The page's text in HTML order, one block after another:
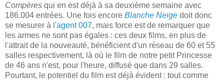
Compères qui en est déjà à sa deuxième semaine avec
186.004 entrées. Une fois encore Blanche Neige doit donc
se mesurer à l'agent 007, mais force est de remarquer que
les armes ne sont pas égales : ces deux films, en plus de
l'attrait de la nouveauté, bénéficient d'un réseau de 60 et 55
salles respectivement, là où le film de notre petit Princesse
de 46 ans n'est, pour l'heure, diffusé que dans 29 salles.
Pourtant, le potentiel du film est déjà évident : tout comme